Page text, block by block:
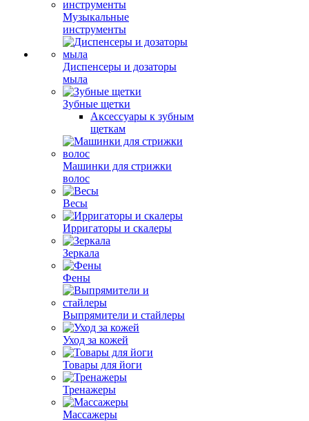
Музыкальные
инструменты
Диспенсеры и дозаторы
мыла
Зубные щетки
Аксессуары к зубным
щеткам
Машинки для стрижки
волос
Весы
Ирригаторы и скалеры
Зеркала
Фены
Выпрямители и стайлеры
Уход за кожей
Товары для йоги
Тренажеры
Массажеры